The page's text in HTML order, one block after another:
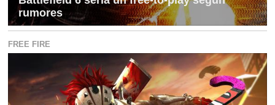
rumores
FREE FIRE